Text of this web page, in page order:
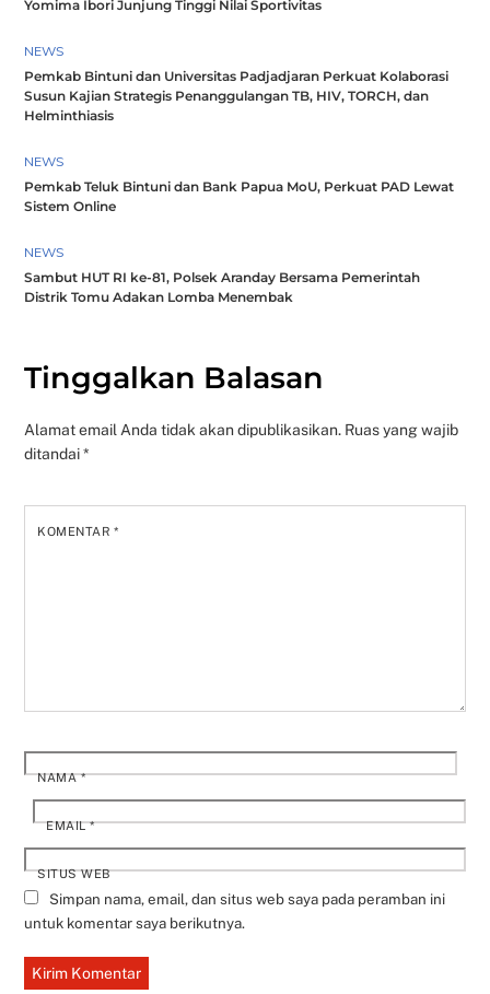
Yomima Ibori Junjung Tinggi Nilai Sportivitas
NEWS
Pemkab Bintuni dan Universitas Padjadjaran Perkuat Kolaborasi
Susun Kajian Strategis Penanggulangan TB, HIV, TORCH, dan
Helminthiasis
NEWS
Pemkab Teluk Bintuni dan Bank Papua MoU, Perkuat PAD Lewat
Sistem Online
NEWS
Sambut HUT RI ke-81, Polsek Aranday Bersama Pemerintah
Distrik Tomu Adakan Lomba Menembak
Tinggalkan Balasan
Alamat email Anda tidak akan dipublikasikan. Ruas yang wajib
ditandai*
KOMENTAR*
NAMA*
EMAIL*
SITUS WEB
Simpan nama, email, dan situs web saya pada peramban ini
untuk komentar saya berikutnya.